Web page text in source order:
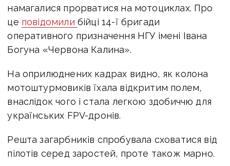
намагалися прорватися на мотоциклах. Про
це повідомили бійці 14-ї бригади
оперативного призначення НГУ імені Івана
Богуна «Червона Калина».
На оприлюднених кадрах видно, як колона
мотоштурмовиків їхала відкритим полем,
внаслідок чого і стала легкою здобиччю для
українських FPV-дронів.
Решта загарбників спробувала сховатися від
пілотів серед заростей, проте також марно.